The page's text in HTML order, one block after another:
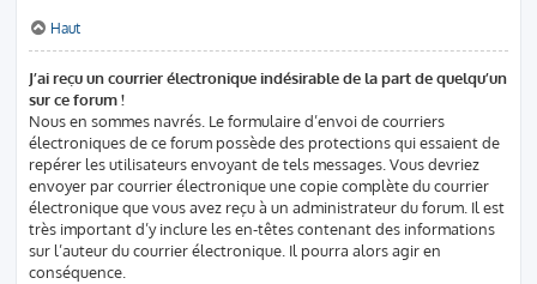
Haut
J’ai reçu un courrier électronique indésirable de la part de quelqu’un
sur ce forum !
Nous en sommes navrés. Le formulaire d’envoi de courriers
électroniques de ce forum possède des protections qui essaient de
repérer les utilisateurs envoyant de tels messages. Vous devriez
envoyer par courrier électronique une copie complète du courrier
électronique que vous avez reçu à un administrateur du forum. Il est
très important d’y inclure les en-têtes contenant des informations
sur l’auteur du courrier électronique. Il pourra alors agir en
conséquence.